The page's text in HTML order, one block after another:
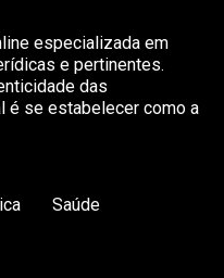
especializada em
e pertinentes.
das
é se estabelecer como a
Saúde